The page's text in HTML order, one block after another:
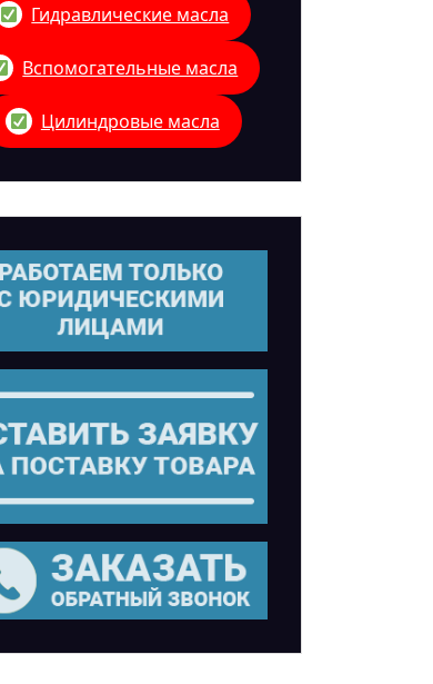
Гидравлические масла
Вспомогательные масла
Цилиндровые масла